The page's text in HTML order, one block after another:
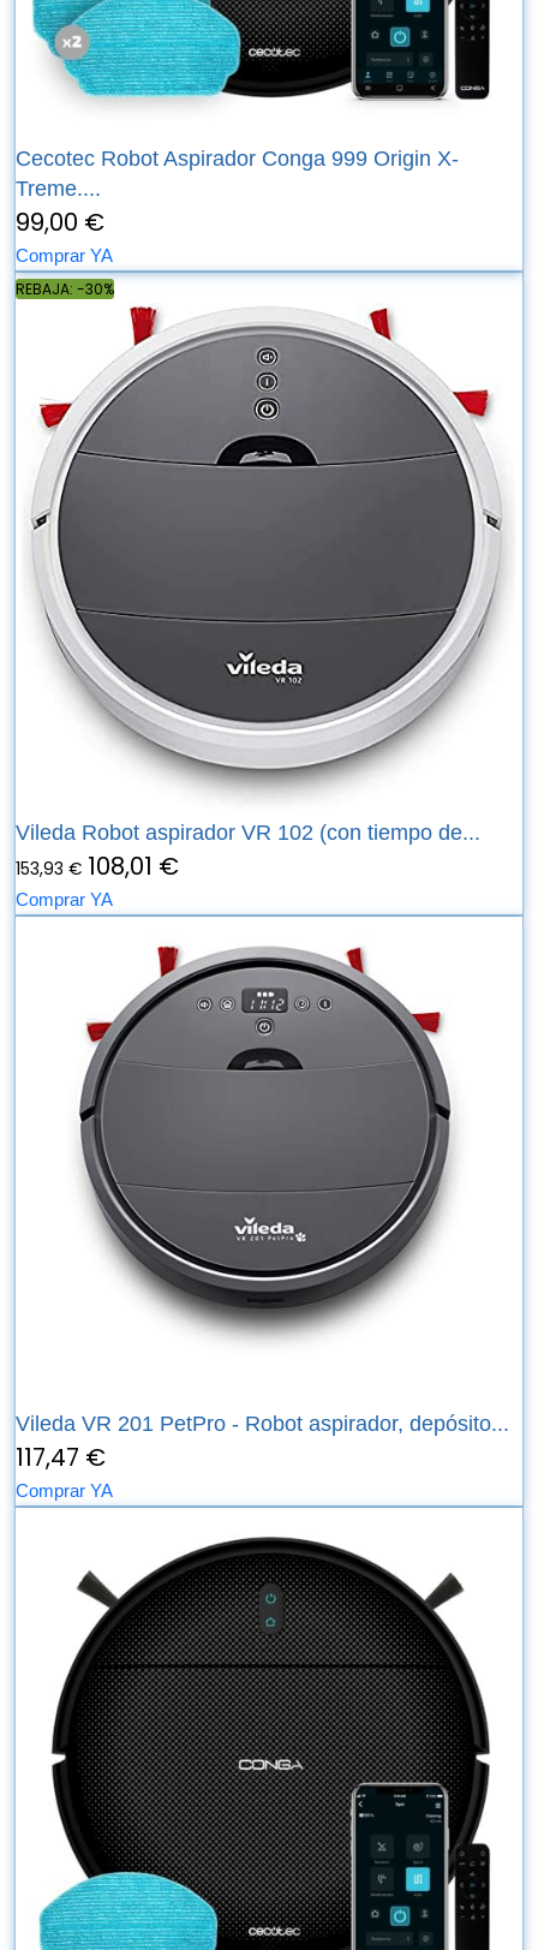
Cecotec Robot Aspirador Conga 999 Origin X-
Treme....
99,00 €
Comprar YA
REBAJA: -30%
Vileda Robot aspirador VR 102 (con tiempo de...
153,93 € 108,01 €
Comprar YA
Vileda VR 201 PetPro - Robot aspirador, depósito...
117,47 €
Comprar YA